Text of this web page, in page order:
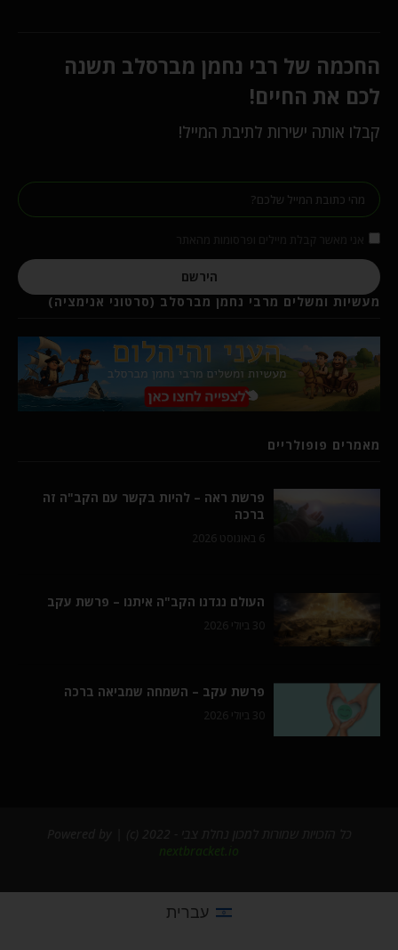
החכמה של רבי נחמן מברסלב תשנה
לכם את החיים!
קבלו אותה ישירות לתיבת המייל!
הירשם
מעשיות ומשלים מרבי נחמן מברסלב (סרטוני אנימציה)
מאמרים פופולריים
פרשת ראה – להיות בקשר עם הקב"ה זה
ברכה
6 באוגוסט 2026
העולם נגדנו הקב"ה איתנו – פרשת עקב
30 ביולי 2026
פרשת עקב – השמחה שמביאה ברכה
30 ביולי 2026
nextbracket.io
עברית